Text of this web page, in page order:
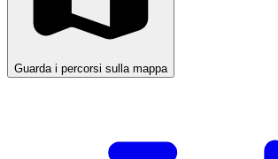
Guarda i percorsi sulla mappa